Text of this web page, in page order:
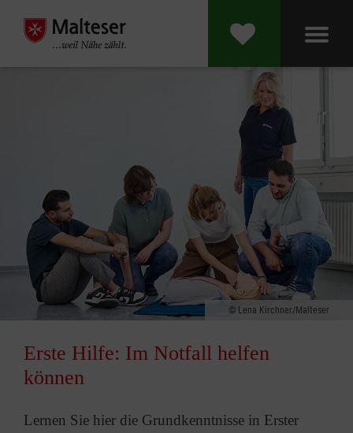
Lena Kirchner/Malteser
Erste Hilfe: Im Notfall helfen
können
Lernen Sie hier die Grundkenntnisse in Erster